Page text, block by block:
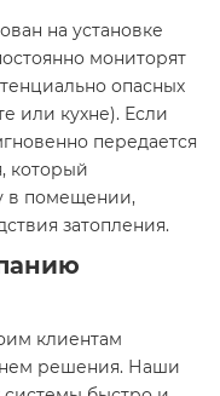
на установке
мониторят
опасных
или кухне). Если
передается
который
в помещении,
затопления.
клиентам
решения. Наши